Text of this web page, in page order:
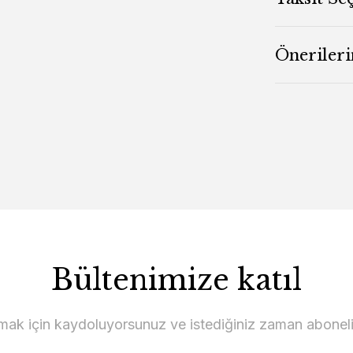
Bültenimize katıl
için kaydoluyorsunuz ve istediğiniz zaman